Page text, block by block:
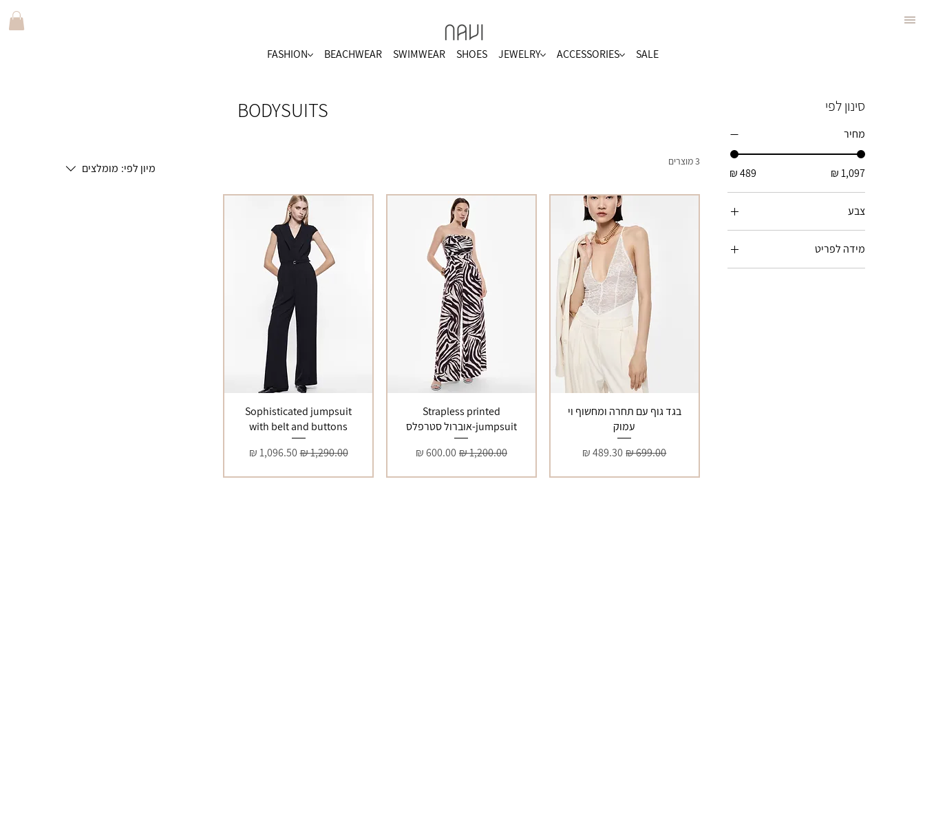
FASHION BEACHWEAR SWIMWEAR SHOES JEWELRY ACCESSORIES SALE
סינון לפי
מחיר
‏1,097 ‏₪
צבע
מידה לפריט
L
BODYSUITS
3 מוצרים מיון לפי: מומלצים
בגד גוף עם תחרה ומחשוף וי
עמוק
מחיר רגיל‏699.00 ‏₪ מחיר מבצע
Strapless printed
jumpsuit-אוברול סטרפלס
מחיר רגיל‏1,200.00 ‏₪ מחיר מבצע‏600.00 ‏₪
Sophisticated jumpsuit
with belt and buttons
מחיר רגיל‏1,290.00 ‏₪ מחיר מבצע‏1,096.50 ‏₪